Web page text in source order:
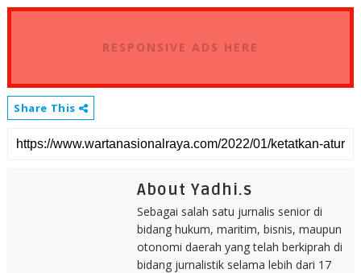
RESPONSIVE ADS HERE
Share This
About Yadhi.s
Sebagai salah satu jurnalis senior di
bidang hukum, maritim, bisnis, maupun
otonomi daerah yang telah berkiprah di
bidang jurnalistik selama lebih dari 17